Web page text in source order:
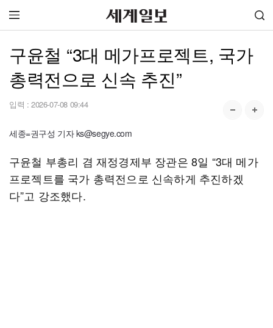
구윤철 “3대 메가프로젝트, 국가
총력전으로 신속 추진”
입력 : 2026-07-08 09:44
세종=권구성 기자 ks@segye.com
구윤철 부총리 겸 재정경제부 장관은 8일 “3대 메가
프로젝트를 국가 총력전으로 신속하게 추진하겠
다”고 강조했다.